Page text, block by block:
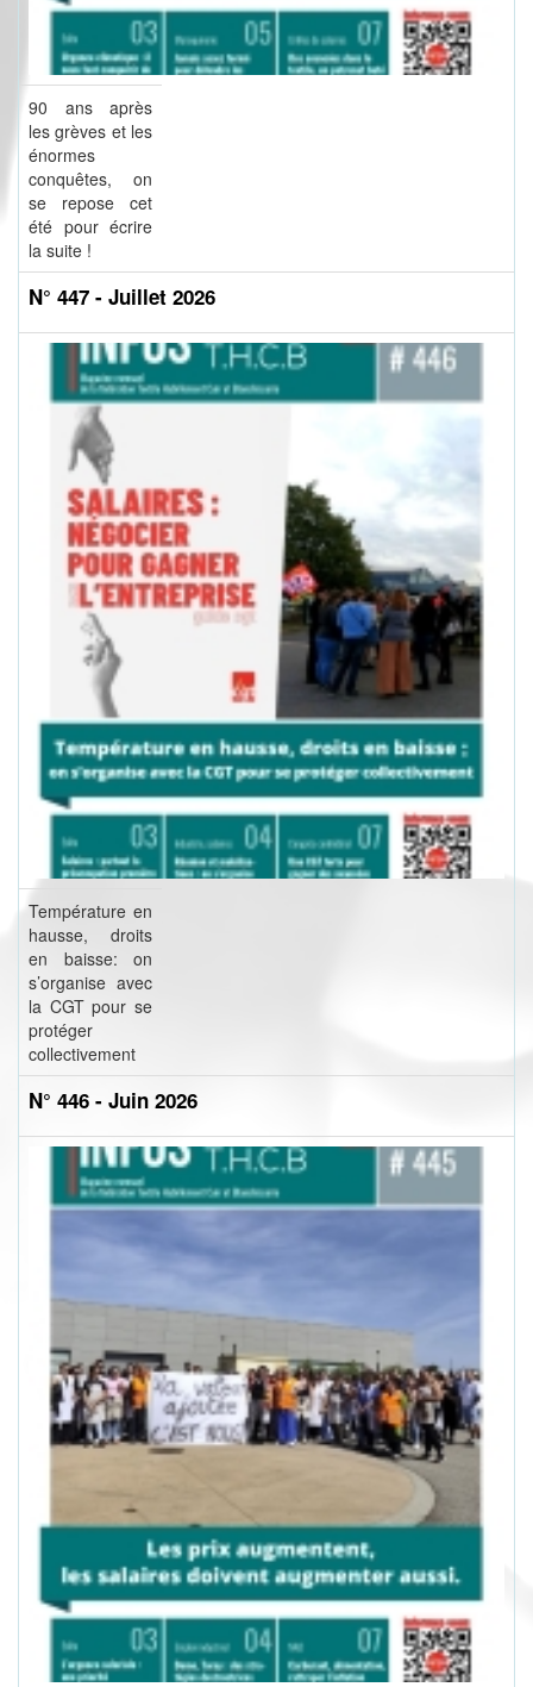
90 ans après
les grèves et les
énormes
conquêtes, on
se repose cet
été pour écrire
la suite !
N° 447 - Juillet 2026
Température en
hausse, droits
en baisse: on
s’organise avec
la CGT pour se
protéger
collectivement
N° 446 - Juin 2026